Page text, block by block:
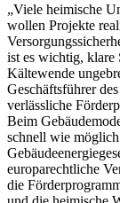
„Viele heimische
wollen Projekte
ist es wichtig, klare
Kältewende
Geschäftsführer
verlässliche
Beim
schnell wie
europarechtliche
die